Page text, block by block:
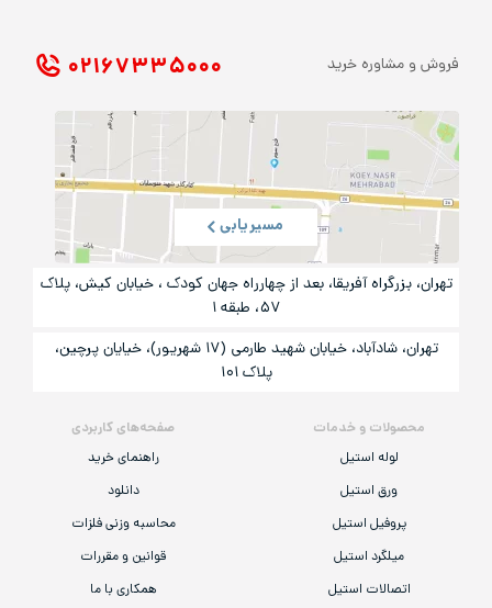
محصولات و خدمات
لوله استیل
ورق استیل
پروفیل استیل
میلگرد استیل
اتصالات استیل
صفحه‌های کاربردی
راهنمای خرید
دانلود
محاسبه وزنی فلزات
قوانین و مقررات
همکاری با ما
فروش و مشاوره خرید ۰۲۱ ۶۷۳۳۵۰۰۰
مسیریابی
تهران، بزرگراه آفریقا، بعد از چهارراه جهان کودک ، خیابان کیش، پلاک
۵۷، طبقه ۱
تهران، شادآباد، خیابان شهید طارمی (۱۷ شهریور)، خیایان پرچین،
پلاک ۱۰۱